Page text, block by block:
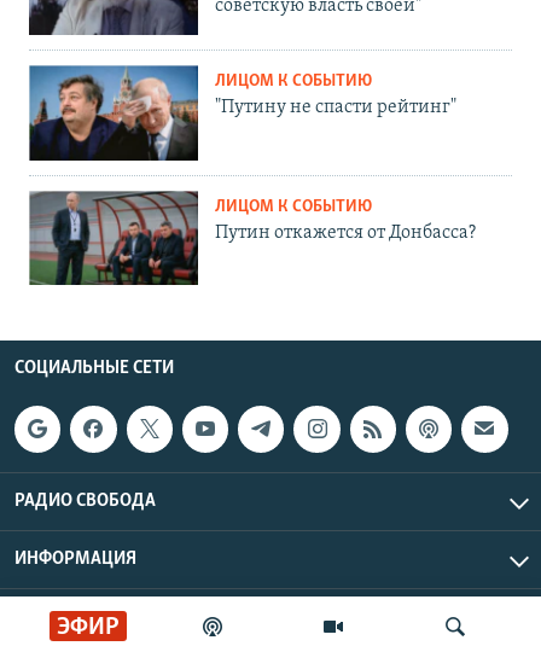
ЭФИР
советскую власть своей"
ЛИЦОМ К СОБЫТИЮ
"Путину не спасти рейтинг"
ЛИЦОМ К СОБЫТИЮ
Путин откажется от Донбасса?
СОЦИАЛЬНЫЕ СЕТИ
РАДИО СВОБОДА
ИНФОРМАЦИЯ
Радио Свобода © 2026 RFE/RL, Inc. | Все права защищены.